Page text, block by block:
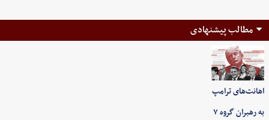
مطالب پیشنهادی
اهانت‌های ترامپ
به رهبران گروه ۷